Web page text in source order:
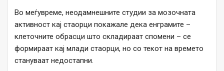
Во меѓувреме, неодамнешните студии за мозочната
активност кај стаорци покажале дека енграмите –
клеточните обрасци што складираат спомени – се
формираат кај млади стаорци, но со текот на времето
стануваат недостапни.